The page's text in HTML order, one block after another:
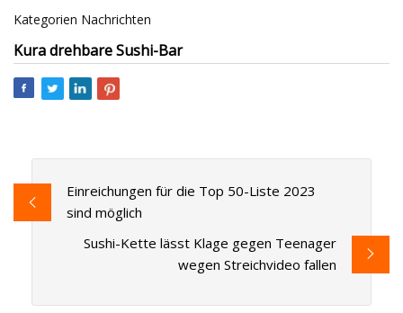
Kategorien Nachrichten
Kura drehbare Sushi-Bar
Einreichungen für die Top 50-Liste 2023
sind möglich
Sushi-Kette lässt Klage gegen Teenager
wegen Streichvideo fallen